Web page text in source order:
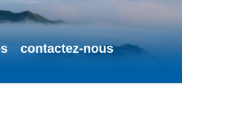
contactez-nous